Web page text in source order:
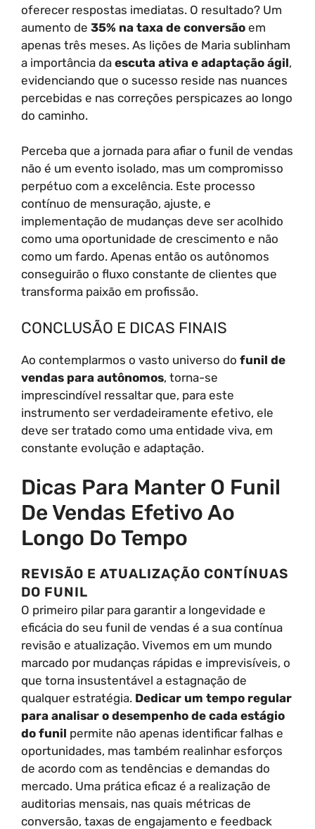
oferecer respostas imediatas. O resultado? Um
aumento de 35% na taxa de conversão em
apenas três meses. As lições de Maria sublinham
a importância da escuta ativa e adaptação ágil,
evidenciando que o sucesso reside nas nuances
percebidas e nas correções perspicazes ao longo
do caminho.
Perceba que a jornada para afiar o funil de vendas
não é um evento isolado, mas um compromisso
perpétuo com a excelência. Este processo
contínuo de mensuração, ajuste, e
implementação de mudanças deve ser acolhido
como uma oportunidade de crescimento e não
como um fardo. Apenas então os autônomos
conseguirão o fluxo constante de clientes que
transforma paixão em profissão.
CONCLUSÃO E DICAS FINAIS
Ao contemplarmos o vasto universo do funil de
vendas para autônomos, torna-se
imprescindível ressaltar que, para este
instrumento ser verdadeiramente efetivo, ele
deve ser tratado como uma entidade viva, em
constante evolução e adaptação.
Dicas Para Manter O Funil
De Vendas Efetivo Ao
Longo Do Tempo
REVISÃO E ATUALIZAÇÃO CONTÍNUAS
DO FUNIL
O primeiro pilar para garantir a longevidade e
eficácia do seu funil de vendas é a sua contínua
revisão e atualização. Vivemos em um mundo
marcado por mudanças rápidas e imprevisíveis, o
que torna insustentável a estagnação de
qualquer estratégia. Dedicar um tempo regular
para analisar o desempenho de cada estágio
do funil permite não apenas identificar falhas e
oportunidades, mas também realinhar esforços
de acordo com as tendências e demandas do
mercado. Uma prática eficaz é a realização de
auditorias mensais, nas quais métricas de
conversão, taxas de engajamento e feedback